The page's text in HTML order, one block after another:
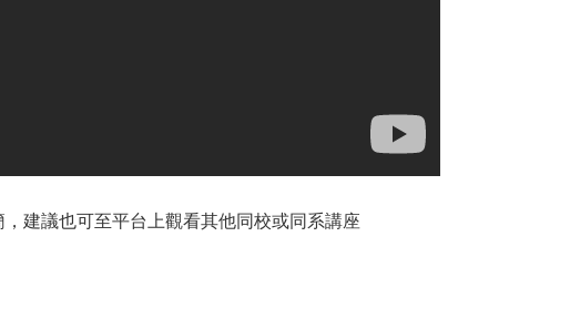
建議也可至平台上觀看其他同校或同系講座